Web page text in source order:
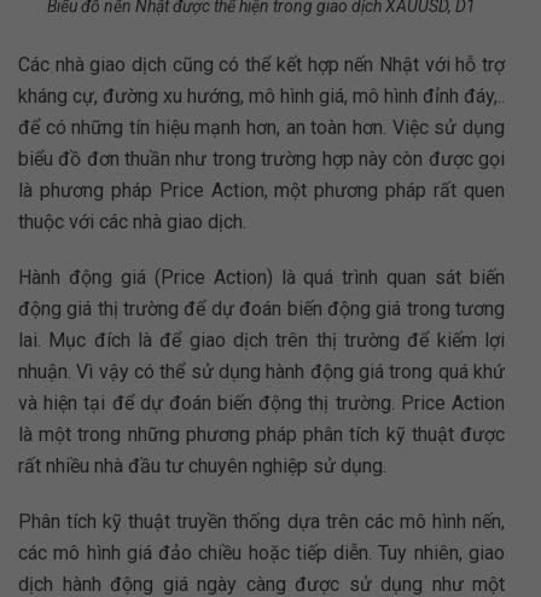
Biểu đồ nến Nhật được thể hiện trong giao dịch XAUUSD, D1
Các nhà giao dịch cũng có thể kết hợp nến Nhật với hỗ trợ
kháng cự, đường xu hướng, mô hình giá, mô hình đỉnh đáy,..
để có những tín hiệu mạnh hơn, an toàn hơn. Việc sử dụng
biểu đồ đơn thuần như trong trường hợp này còn được gọi
là phương pháp Price Action, một phương pháp rất quen
thuộc với các nhà giao dịch.
Hành động giá (Price Action) là quá trình quan sát biến
động giá thị trường để dự đoán biến động giá trong tương
lai. Mục đích là để giao dịch trên thị trường để kiếm lợi
nhuận. Vì vậy có thể sử dụng hành động giá trong quá khứ
và hiện tại để dự đoán biến động thị trường. Price Action
là một trong những phương pháp phân tích kỹ thuật được
rất nhiều nhà đầu tư chuyên nghiệp sử dụng.
Phân tích kỹ thuật truyền thống dựa trên các mô hình nến,
các mô hình giá đảo chiều hoặc tiếp diễn. Tuy nhiên, giao
dịch hành động giá ngày càng được sử dụng như một